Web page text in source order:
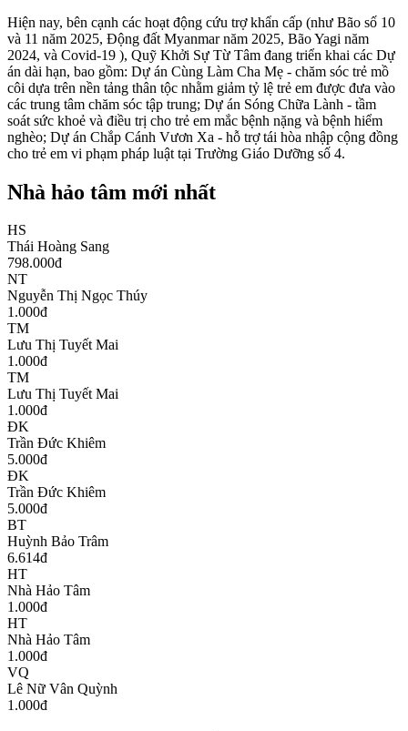
Hiện nay, bên cạnh các hoạt động cứu trợ khẩn cấp (như Bão số 10
và 11 năm 2025, Động đất Myanmar năm 2025, Bão Yagi năm
2024, và Covid-19 ), Quỹ Khởi Sự Từ Tâm đang triển khai các Dự
án dài hạn, bao gồm: Dự án Cùng Làm Cha Mẹ - chăm sóc trẻ mồ
côi dựa trên nền tảng thân tộc nhằm giảm tỷ lệ trẻ em được đưa vào
các trung tâm chăm sóc tập trung; Dự án Sóng Chữa Lành - tầm
soát sức khoẻ và điều trị cho trẻ em mắc bệnh nặng và bệnh hiểm
nghèo; Dự án Chắp Cánh Vươn Xa - hỗ trợ tái hòa nhập cộng đồng
cho trẻ em vi phạm pháp luật tại Trường Giáo Dưỡng số 4.
Nhà hảo tâm mới nhất
HS
Thái Hoàng Sang
798.000đ
NT
Nguyễn Thị Ngọc Thúy
1.000đ
TM
Lưu Thị Tuyết Mai
1.000đ
TM
Lưu Thị Tuyết Mai
1.000đ
ĐK
Trần Đức Khiêm
5.000đ
ĐK
Trần Đức Khiêm
5.000đ
BT
Huỳnh Bảo Trâm
6.614đ
HT
Nhà Hảo Tâm
1.000đ
HT
Nhà Hảo Tâm
1.000đ
VQ
Lê Nữ Vân Quỳnh
1.000đ